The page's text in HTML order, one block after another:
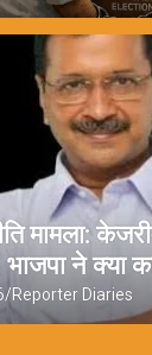
मामला:
भाजपा ने क्या
Reporter Diaries